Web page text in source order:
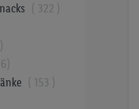
322
153